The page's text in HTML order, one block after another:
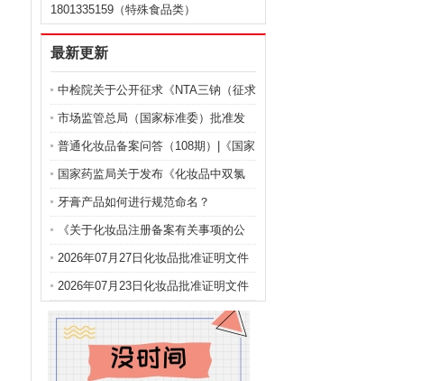
1801335159（特殊食品类）
最新更新
中检院关于公开征求《NTA三钠（征求
意见稿）》等9项化妆品标准意见的通
知
市场监管总局（国家标准委）批准发
布化妆品强制性国家标准《化妆品 安
全通用要求》及官方解读
普通化妆品备案问答（108期）|《国家
药监局关于化妆品注册备案有关事项
的公告》问答
国家药监局关于发布《化妆品中双氯
芬酸钠的测定》等2项化妆品补充检验
方法的公告（2026年第72号）
牙膏产品如何进行规范命名？
《关于化妆品注册备案有关事项的公
告》问答
2026年07月27日化妆品批准证明文件
送达信息
2026年07月23日化妆品批准证明文件
送达信息